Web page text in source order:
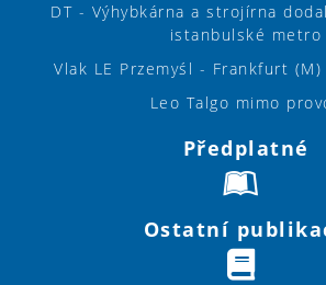
DT - Výhybkárna a strojírna
istanbulské metro
Vlak LE Przemyśl - Frankfurt
Leo Talgo mimo
Předplatné
Ostatní